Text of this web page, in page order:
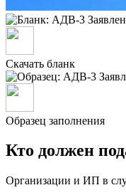
Скачать бланк
Образец заполнения
Кто должен
Организации и ИП в